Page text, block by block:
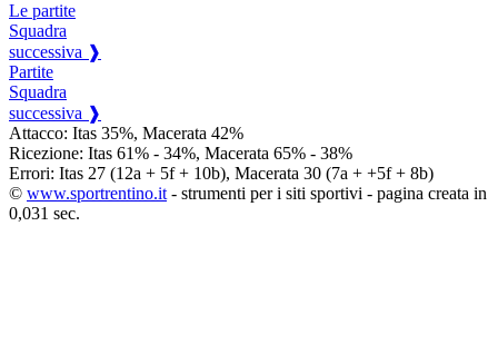
Le partite
Squadra
successiva ❱
Partite
Squadra
successiva ❱
Attacco: Itas 35%, Macerata 42%
Ricezione: Itas 61% - 34%, Macerata 65% - 38%
Errori: Itas 27 (12a + 5f + 10b), Macerata 30 (7a + +5f + 8b)
© www.sportrentino.it - strumenti per i siti sportivi - pagina creata in
0,031 sec.